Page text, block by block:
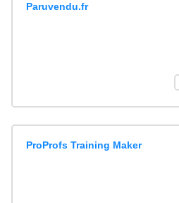
Paruvendu.fr
ProProfs Training Maker